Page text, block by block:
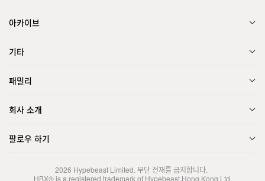
아카이브
기타
패밀리
회사 소개
팔로우 하기
2026 Hypebeast Limited. 무단 전재를 금지합니다.
HBX® is a registered trademark of Hypebeast Hong Kong Ltd.